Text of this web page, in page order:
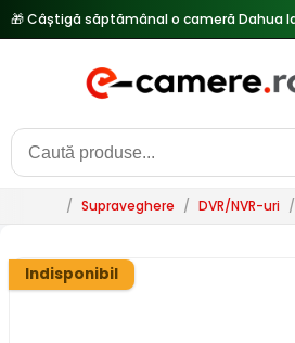
/ Supraveghere / DVR/NVR-uri /
Indisponibil